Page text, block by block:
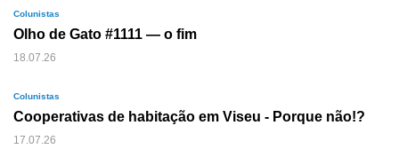
Colunistas
Olho de Gato #1111 — o fim
18.07.26
Colunistas
Cooperativas de habitação em Viseu - Porque não!?
17.07.26